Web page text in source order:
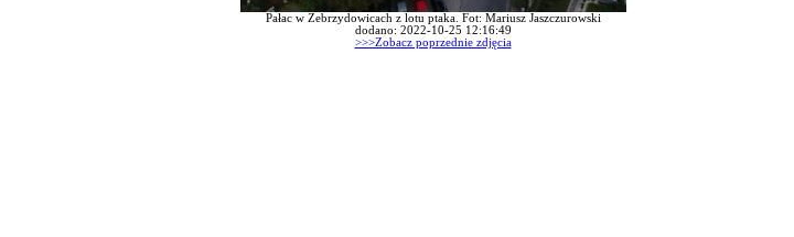
Pałac w Zebrzydowicach z lotu ptaka. Fot: Mariusz Jaszczurowski
dodano: 2022-10-25 12:16:49
>>>Zobacz poprzednie zdjęcia